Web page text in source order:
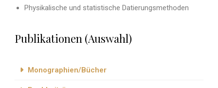
Physikalische und statistische Datierungsmethoden
Publikationen (Auswahl)
Monographien/Bücher